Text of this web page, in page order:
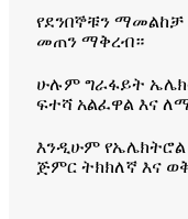
የደንበኞቹን
መጠን ማቅረብ።
ሁሉም ግራፋይት
ፍተሻ አልፈዋል እና
እንዲሁም የኤሌክትሮል
ጅምር ትክክለኛ እና